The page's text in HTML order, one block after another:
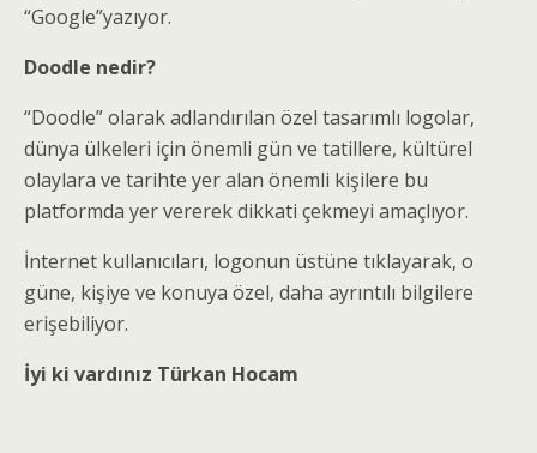
“Google”yazıyor.
Doodle nedir?
“Doodle” olarak adlandırılan özel tasarımlı logolar,
dünya ülkeleri için önemli gün ve tatillere, kültürel
olaylara ve tarihte yer alan önemli kişilere bu
platformda yer vererek dikkati çekmeyi amaçlıyor.
İnternet kullanıcıları, logonun üstüne tıklayarak, o
güne, kişiye ve konuya özel, daha ayrıntılı bilgilere
erişebiliyor.
İyi ki vardınız Türkan Hocam